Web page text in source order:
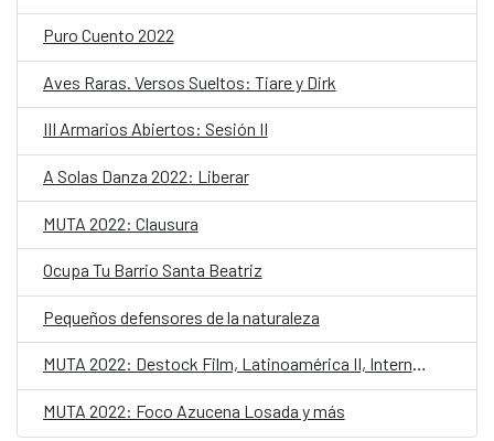
Puro Cuento 2022
Aves Raras. Versos Sueltos: Tiare y Dirk
III Armarios Abiertos: Sesión II
A Solas Danza 2022: Liberar
MUTA 2022: Clausura
Ocupa Tu Barrio Santa Beatriz
Pequeños defensores de la naturaleza
MUTA 2022: Destock Film, Latinoamérica II, Internacional II
MUTA 2022: Foco Azucena Losada y más